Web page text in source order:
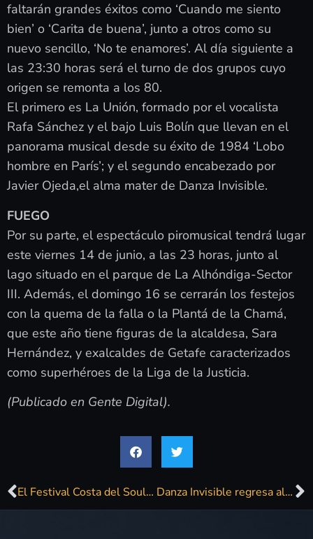
faltarán grandes éxitos como ‘Cuando me siento
bien’ o ‘Carita de buena’, junto a otros como su
nuevo sencillo, ‘No te enamores’. Al día siguiente a
las 23:30 horas será el turno de dos grupos cuyo
origen se remonta a los 80.
El primero es La Unión, formado por el vocalista
Rafa Sánchez y el bajo Luis Bolín que llevan en el
panorama musical desde su éxito de 1984 ‘Lobo
hombre en París’; y el segundo encabezado por
Javier Ojeda,el alma mater de Danza Invisible.
FUEGO
Por su parte, el espectáculo piromusical tendrá lugar
este viernes 14 de junio, a las 23 horas, junto al
lago situado en el parque de La Alhóndiga-Sector
III. Además, el domingo 16 se cerrarán los festejos
con la quema de la falla o la Plantá de la Chamá,
que este año tiene figuras de la alcaldesa, Sara
Hernández, y exalcaldes de Getafe caracterizados
como superhéroes de la Liga de la Justicia.
(Publicado en Gente Digital).
El Festival Costa del Soul llega a Rincón, Estepona y Benalmádena Danza Invisible regresa al festival que lanzó a la banda en los 80